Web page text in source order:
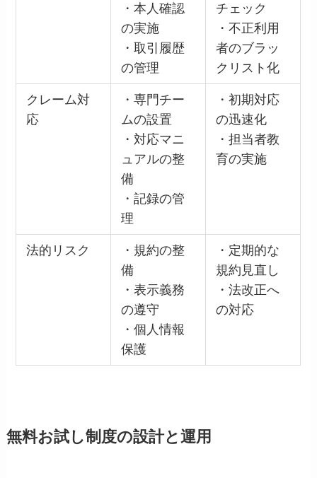
・本人確認
の実施
・取引履歴
の管理
チェック
・不正利用
者のブラッ
クリスト化
クレーム対
応
・専門チー
ムの設置
・対応マニ
ュアルの整
備
・記録の管
理
・初期対応
の迅速化
・担当者教
育の実施
法的リスク
・規約の整
備
・表示義務
の遵守
・個人情報
保護
・定期的な
規約見直し
・法改正へ
の対応
無料お試し制度の設計と運用